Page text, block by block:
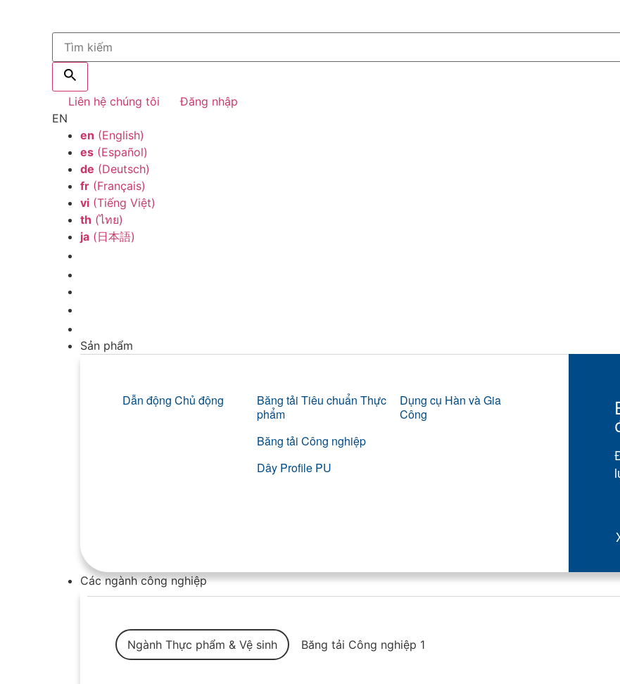
Liên hệ chúng tôi
Đăng nhập
EN
en (English)
es(Español)
de (Deutsch)
fr(Français)
vi(Tiếng Việt)
th (ไทย)
ja(日本語)
Sản phẩm
Dẫn động Chủ động
Băng tải Tiêu chuẩn Thực
phẩm
Băng tải Công nghiệp
Dây Profile PU
Dụng cụ Hàn và Gia
Công
Các ngành công nghiệp
Ngành Thực phẩm & Vệ sinh Băng tải Công nghiệp 1